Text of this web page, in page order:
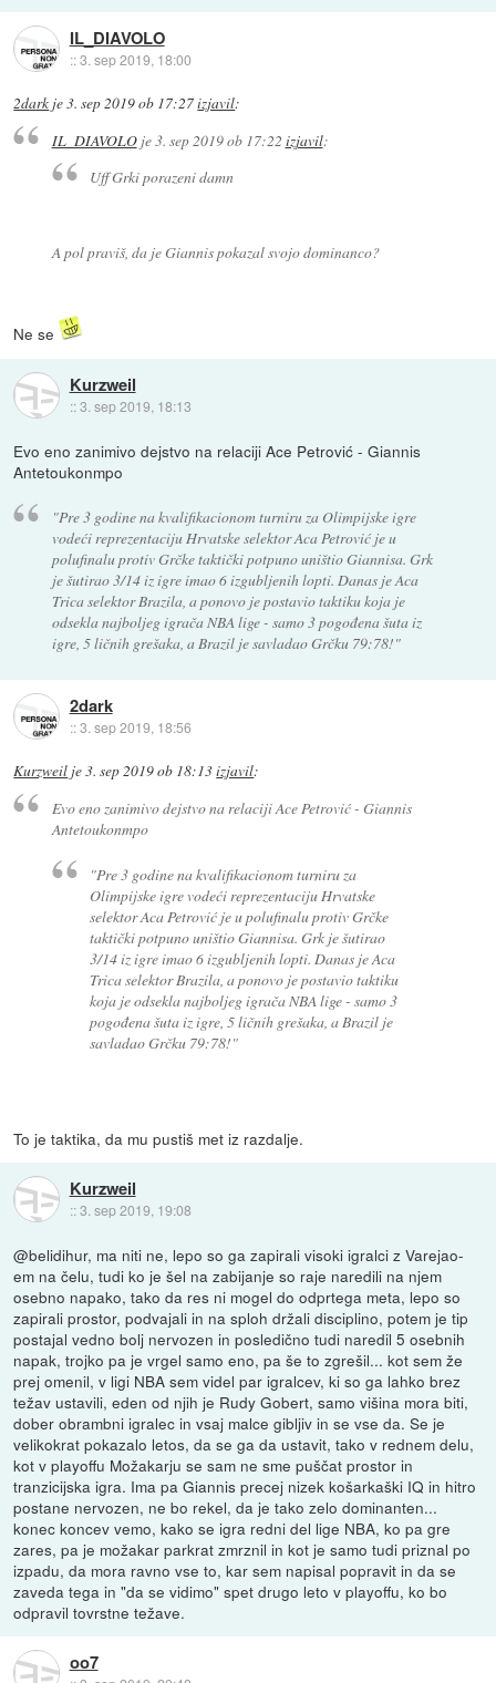
IL_DIAVOLO
::3. sep 2019, 18:00
2dark je3. sep 2019 ob 17:27izjavil:
IL_DIAVOLOje3. sep 2019 ob 17:22 izjavil:
Uff Grki porazeni damn
A pol praviš, da je Giannis pokazal svojo dominanco?
Ne se
Kurzweil
::3. sep 2019, 18:13
Evo eno zanimivo dejstvo na relaciji Ace Petrović - Giannis
Antetoukonmpo
"Pre 3 godine na kvalifikacionom turniru za Olimpijske igre
vodeći reprezentaciju Hrvatske selektor Aca Petrović je u
polufinalu protiv Grčke taktički potpuno uništio Giannisa. Grk
je šutirao 3/14 iz igre imao 6 izgubljenih lopti. Danas je Aca
Trica selektor Brazila, a ponovo je postavio taktiku koja je
odsekla najboljeg igrača NBA lige - samo 3 pogođena šuta iz
igre, 5 ličnih grešaka, a Brazil je savladao Grčku 79:78!"
2dark
::3. sep 2019, 18:56
Kurzweil je3. sep 2019 ob 18:13izjavil:
Evo eno zanimivo dejstvo na relaciji Ace Petrović - Giannis
Antetoukonmpo
"Pre 3 godine na kvalifikacionom turniru za
Olimpijske igre vodeći reprezentaciju Hrvatske
selektor Aca Petrović je u polufinalu protiv Grčke
taktički potpuno uništio Giannisa. Grk je šutirao
3/14 iz igre imao 6 izgubljenih lopti. Danas je Aca
Trica selektor Brazila, a ponovo je postavio taktiku
koja je odsekla najboljeg igrača NBA lige - samo 3
pogođena šuta iz igre, 5 ličnih grešaka, a Brazil je
savladao Grčku 79:78!"
To je taktika, da mu pustiš met iz razdalje.
Kurzweil
::3. sep 2019, 19:08
@belidihur, ma niti ne, lepo so ga zapirali visoki igralci z Varejao-
em na čelu, tudi ko je šel na zabijanje so raje naredili na njem
osebno napako, tako da res ni mogel do odprtega meta, lepo so
zapirali prostor, podvajali in na sploh držali disciplino, potem je tip
postajal vedno bolj nervozen in posledično tudi naredil 5 osebnih
napak, trojko pa je vrgel samo eno, pa še to zgrešil... kot sem že
prej omenil, v ligi NBA sem videl par igralcev, ki so ga lahko brez
težav ustavili, eden od njih je Rudy Gobert, samo višina mora biti,
dober obrambni igralec in vsaj malce gibljiv in se vse da. Se je
velikokrat pokazalo letos, da se ga da ustavit, tako v rednem delu,
kot v playoffu Možakarju se sam ne sme puščat prostor in
tranzicijska igra. Ima pa Giannis precej nizek košarkaški IQ in hitro
postane nervozen, ne bo rekel, da je tako zelo dominanten...
konec koncev vemo, kako se igra redni del lige NBA, ko pa gre
zares, pa je možakar parkrat zmrznil in kot je samo tudi priznal po
izpadu, da mora ravno vse to, kar sem napisal popravit in da se
zaveda tega in "da se vidimo" spet drugo leto v playoffu, ko bo
odpravil tovrstne težave.
oo7